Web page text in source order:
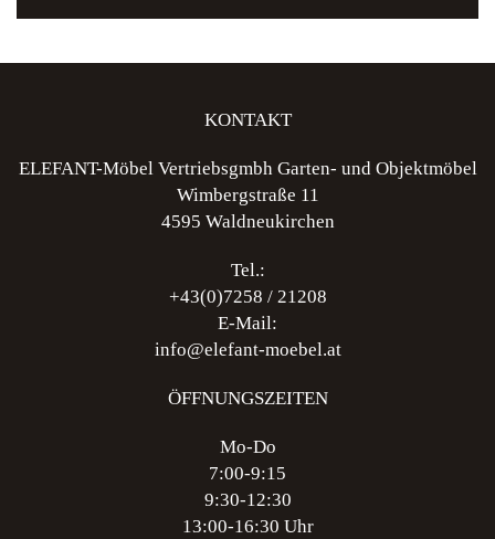
KONTAKT
ELEFANT-Möbel Vertriebsgmbh Garten- und Objektmöbel
Wimbergstraße 11
4595 Waldneukirchen
Tel.:
+43(0)7258 / 21208
E-Mail:
info@elefant-moebel.at
ÖFFNUNGSZEITEN
Mo-Do
7:00-9:15
9:30-12:30
13:00-16:30 Uhr